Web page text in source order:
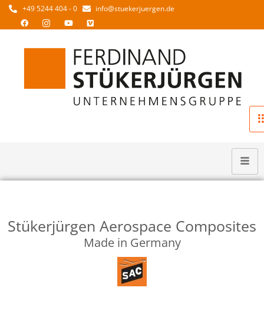
+49 5244 404 - 0 info@stuekerjuergen.de
Stükerjürgen Aerospace Composites
Made in Germany